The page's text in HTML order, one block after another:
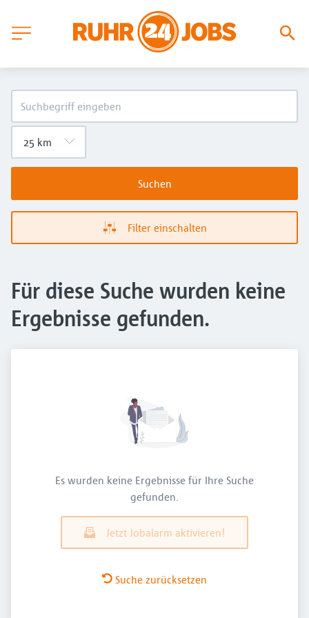
Suchen
Filter einschalten
Für diese Suche wurden keine
Ergebnisse gefunden.
Es wurden keine Ergebnisse für Ihre Suche
gefunden.
Jetzt Jobalarm aktivieren!
Suche zurücksetzen